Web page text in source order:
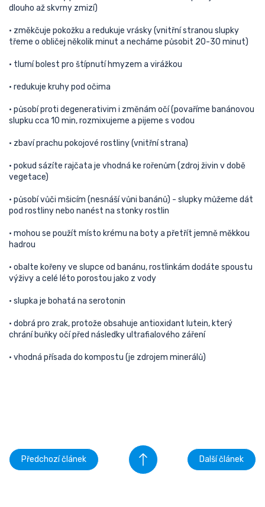
dlouho až skvrny zmizí)
• změkčuje pokožku a redukuje vrásky (vnitřní stranou slupky
třeme o obličej několik minut a necháme působit 20-30 minut)
• tlumí bolest pro štípnutí hmyzem a virážkou
• redukuje kruhy pod očima
• působí proti degenerativim i změnám očí (povaříme banánovou
slupku cca 10 min, rozmixujeme a pijeme s vodou
• zbaví prachu pokojové rostliny (vnitřní strana)
• pokud sázíte rajčata je vhodná ke rořenům (zdroj živin v době
vegetace)
• působí vůči mšicím (nesnáší vůni banánů) - slupky můžeme dát
pod rostliny nebo nanést na stonky rostlin
• mohou se použít místo krému na boty a přetřít jemně měkkou
hadrou
• obalte kořeny ve slupce od banánu, rostlinkám dodáte spoustu
výživy a celé léto porostou jako z vody
• slupka je bohatá na serotonin
• dobrá pro zrak, protože obsahuje antioxidant lutein, který
chrání buňky očí před následky ultrafialového záření
• vhodná přísada do kompostu (je zdrojem minerálů)
Předchozí článek Další článek